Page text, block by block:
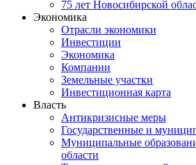
75 лет Новосибирской
Экономика
Отрасли экономики
Инвестиции
Экономика
Компании
Земельные участки
Инвестиционная карта
Власть
Антикризисные меры
Государственные и
Муниципальные
области